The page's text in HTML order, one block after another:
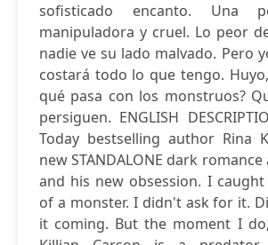
sofisticado encanto. Una
manipuladora y cruel. Lo peor
nadie ve su lado malvado. Pero
costará todo lo que tengo.
qué pasa con los monstruos?
persiguen. ENGLISH
Today bestselling author Rina
new STANDALONE dark
and his new obsession. I
of a monster. I didn't ask for it.
it coming. But the moment I